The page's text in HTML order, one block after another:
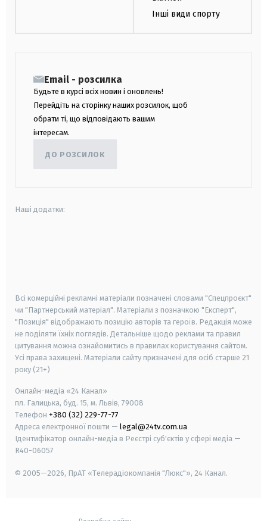
Інші види спорту
Email - розсилка
Будьте в курсі всіх новин і оновлень!
Перейдіть на сторінку наших розсилок, щоб
обрати ті, що відповідають вашим
інтересам.
ДО РОЗСИЛОК
Наші додатки:
Всі комерційні рекламні матеріали позначені словами "Спецпроєкт"
чи "Партнерський матеріал". Матеріали з позначкою "Експерт",
"Позиція" відображають позицію авторів та героїв. Редакція може
не поділяти їхніх поглядів. Детальніше щодо реклами та правил
цитування можна ознайомитись в правилах користування сайтом.
Усі права захищені. Матеріали сайту призначені для осіб старше 21
року (21+)
Онлайн-медіа «24 Канал»
пл. Галицька, буд. 15, м. Львів, 79008
Телефон +380 (32) 229-77-77
Адреса електронної пошти — legal@24tv.com.ua
Ідентифікатор онлайн-медіа в Реєстрі суб'єктів у сфері медіа —
R40-06057
© 2005—2026, ПрАТ «Телерадіокомпанія "Люкс"», 24 Канал.